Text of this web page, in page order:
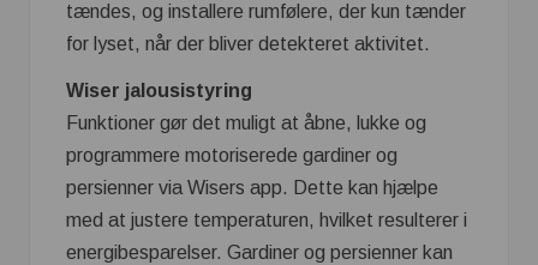
tændes, og installere rumfølere, der kun tænder
for lyset, når der bliver detekteret aktivitet.
Wiser jalousistyring
Funktioner gør det muligt at åbne, lukke og
programmere motoriserede gardiner og
persienner via Wisers app. Dette kan hjælpe
med at justere temperaturen, hvilket resulterer i
energibesparelser. Gardiner og persienner kan